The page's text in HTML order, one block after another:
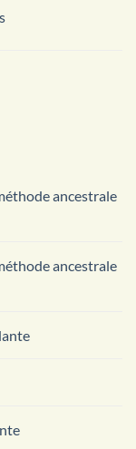
ancestrale
ancestrale